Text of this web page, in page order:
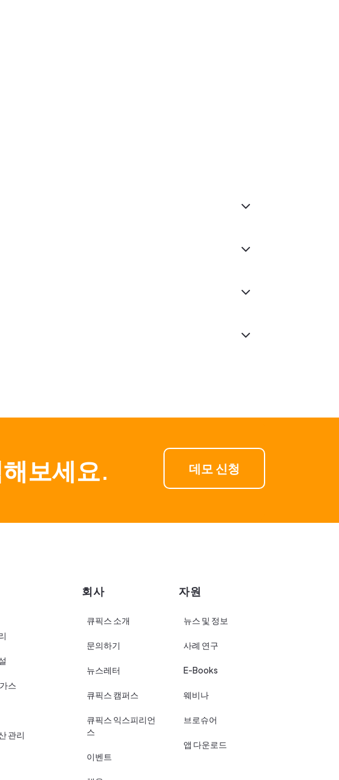
번호를 재설정할 수 있습니다.
주세요.
보세요. 데모 신청
스
관리
회사
큐픽스 소개
문의하기
뉴스레터
큐픽스 캠퍼스
큐픽스 익스피리언
스
이벤트
자원
뉴스 및 정보
사례 연구
E-Books
웨비나
브로슈어
앱 다운로드